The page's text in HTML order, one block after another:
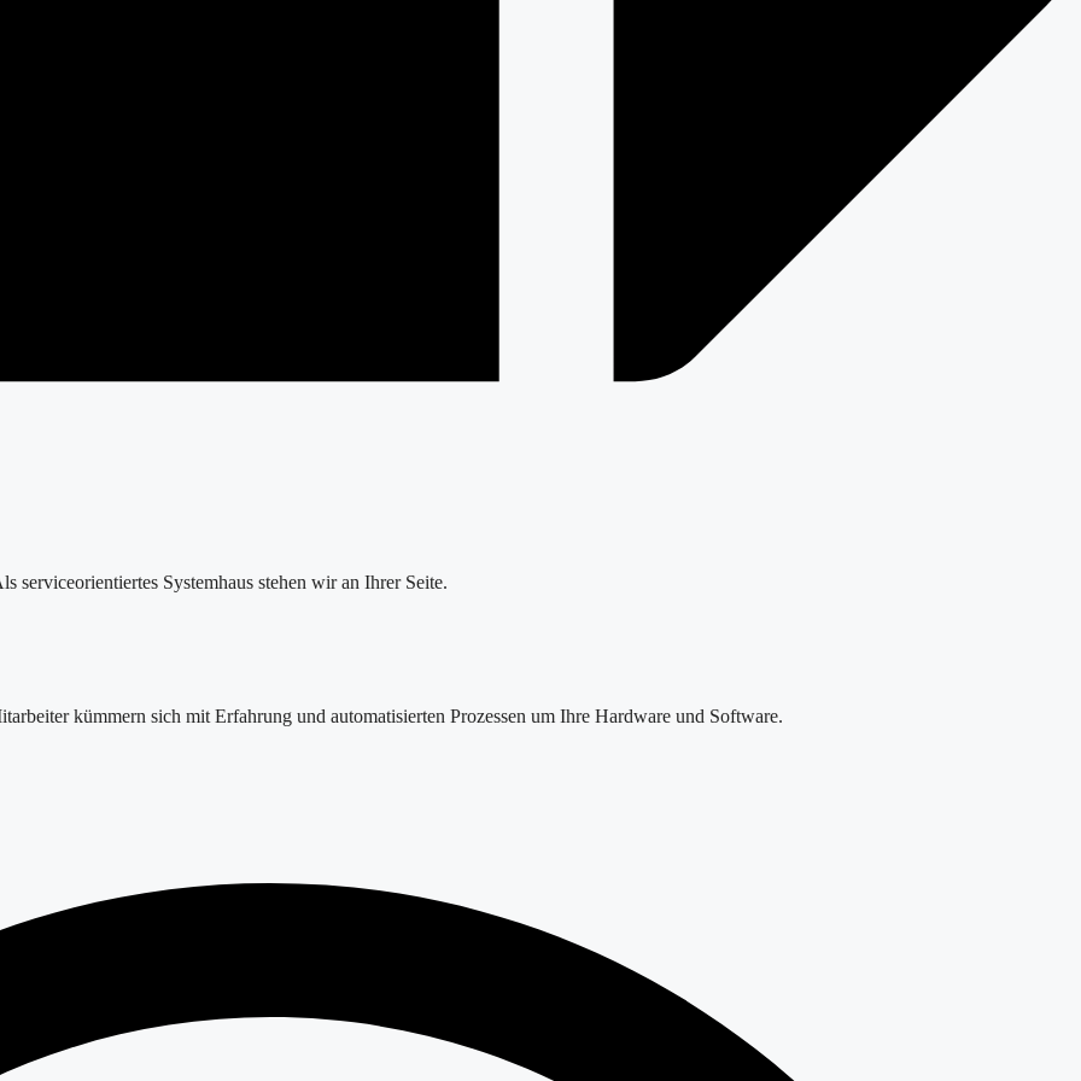
Systemhaus stehen wir an Ihrer Seite.
kümmern sich mit Erfahrung und automatisierten Prozessen um Ihre Hardware und Software.